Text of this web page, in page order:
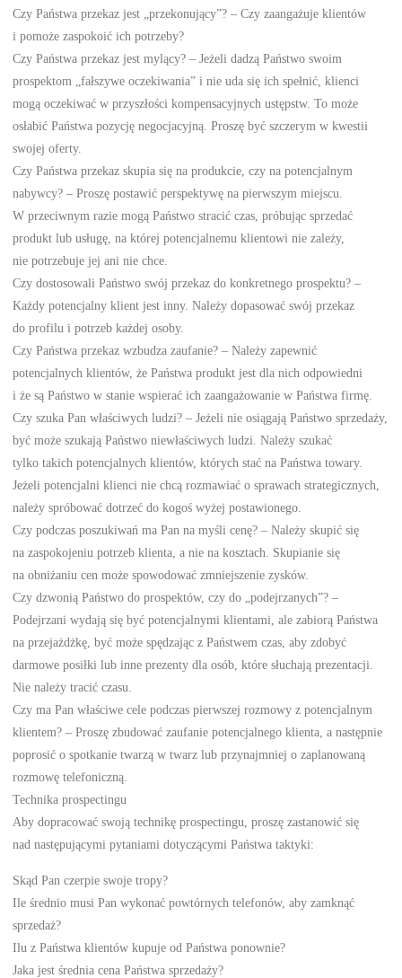
Czy Państwa przekaz jest „przekonujący”? – Czy zaangażuje klientów
i pomoże zaspokoić ich potrzeby?
Czy Państwa przekaz jest mylący? – Jeżeli dadzą Państwo swoim
prospektom „fałszywe oczekiwania” i nie uda się ich spełnić, klienci
mogą oczekiwać w przyszłości kompensacyjnych ustępstw. To może
osłabić Państwa pozycję negocjacyjną. Proszę być szczerym w kwestii
swojej oferty.
Czy Państwa przekaz skupia się na produkcie, czy na potencjalnym
nabywcy? – Proszę postawić perspektywę na pierwszym miejscu.
W przeciwnym razie mogą Państwo stracić czas, próbując sprzedać
produkt lub usługę, na której potencjalnemu klientowi nie zależy,
nie potrzebuje jej ani nie chce.
Czy dostosowali Państwo swój przekaz do konkretnego prospektu? –
Każdy potencjalny klient jest inny. Należy dopasować swój przekaz
do profilu i potrzeb każdej osoby.
Czy Państwa przekaz wzbudza zaufanie? – Należy zapewnić
potencjalnych klientów, że Państwa produkt jest dla nich odpowiedni
i że są Państwo w stanie wspierać ich zaangażowanie w Państwa firmę.
Czy szuka Pan właściwych ludzi? – Jeżeli nie osiągają Państwo sprzedaży,
być może szukają Państwo niewłaściwych ludzi. Należy szukać
tylko takich potencjalnych klientów, których stać na Państwa towary.
Jeżeli potencjalni klienci nie chcą rozmawiać o sprawach strategicznych,
należy spróbować dotrzeć do kogoś wyżej postawionego.
Czy podczas poszukiwań ma Pan na myśli cenę? – Należy skupić się
na zaspokojeniu potrzeb klienta, a nie na kosztach. Skupianie się
na obniżaniu cen może spowodować zmniejszenie zysków.
Czy dzwonią Państwo do prospektów, czy do „podejrzanych”? –
Podejrzani wydają się być potencjalnymi klientami, ale zabiorą Państwa
na przejażdżkę, być może spędzając z Państwem czas, aby zdobyć
darmowe posiłki lub inne prezenty dla osób, które słuchają prezentacji.
Nie należy tracić czasu.
Czy ma Pan właściwe cele podczas pierwszej rozmowy z potencjalnym
klientem? – Proszę zbudować zaufanie potencjalnego klienta, a następnie
poprosić o spotkanie twarzą w twarz lub przynajmniej o zaplanowaną
rozmowę telefoniczną.
Technika prospectingu
Aby dopracować swoją technikę prospectingu, proszę zastanowić się
nad następującymi pytaniami dotyczącymi Państwa taktyki:
Skąd Pan czerpie swoje tropy?
Ile średnio musi Pan wykonać powtórnych telefonów, aby zamknąć
sprzedaż?
Ilu z Państwa klientów kupuje od Państwa ponownie?
Jaka jest średnia cena Państwa sprzedaży?